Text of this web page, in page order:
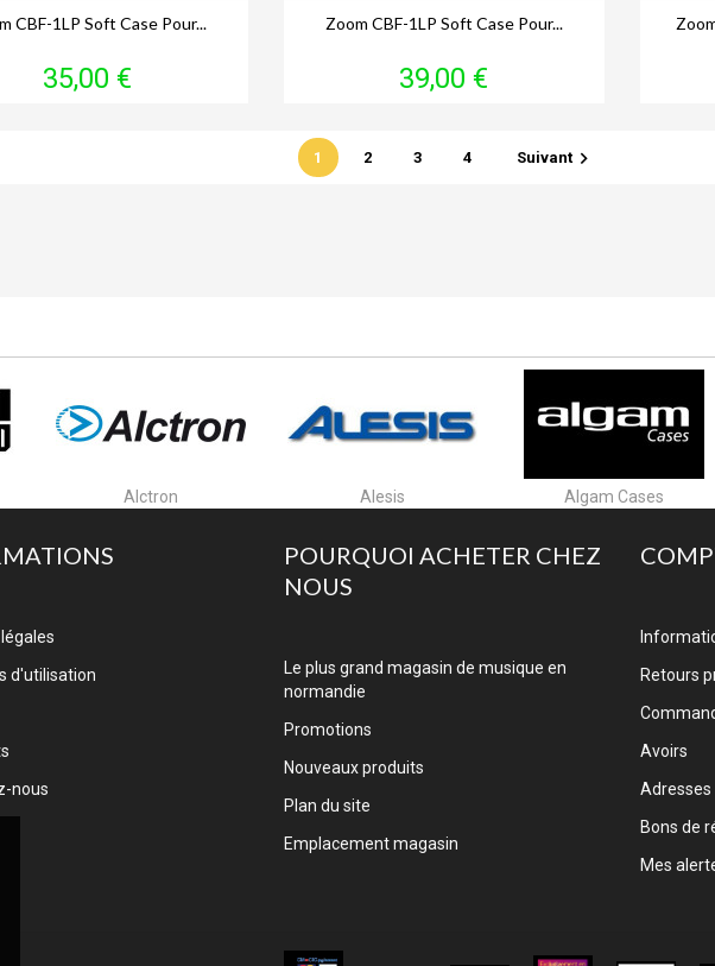
CBF-1LP Soft Case Pour...
Prix
35,00 €
Zoom CBF-1LP Soft Case Pour...
Prix
39,00 €
1 2 3 4 Suivant 
Alesis Algam Cases Algam Lighting
d'utilisation
nous
POURQUOI ACHETER CHEZ
NOUS
Le plus grand magasin de musique en
normandie
Promotions
Nouveaux produits
Plan du site
Emplacement magasin
Retours
Avoirs
Adresses
Bons de
Mes